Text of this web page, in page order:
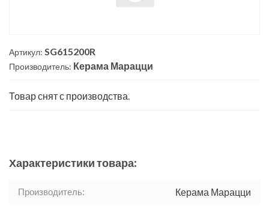
Артикул: SG615200R
Производитель: Керама Марацци
Товар снят с производства.
Характеристики товара:
Производитель: Керама Марацци